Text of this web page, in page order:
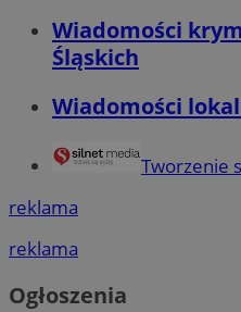
Wiadomości
Śląskich
Wiadomości
Tworzenie
reklama
reklama
Ogłoszenia